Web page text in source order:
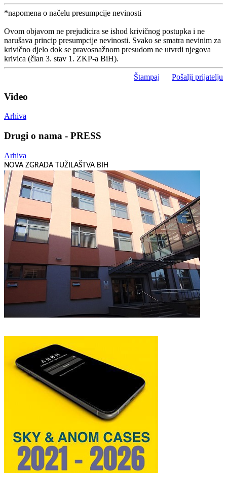
*napomena o načelu presumpcije nevinosti
Ovom objavom ne prejudicira se ishod krivičnog postupka i ne
narušava princip presumpcije nevinosti. Svako se smatra nevinim za
krivično djelo dok se pravosnažnom presudom ne utvrdi njegova
krivica (član 3. stav 1. ZKP-a BiH).
Štampaj Pošalji prijatelju
Video
Arhiva
Drugi o nama - PRESS
Arhiva
NOVA ZGRADA TUŽILAŠTVA BIH